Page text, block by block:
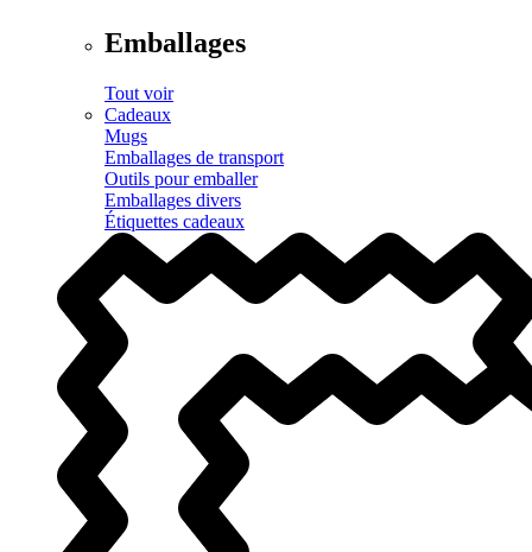
Emballages
Tout voir
Cadeaux
Mugs
Emballages de transport
Outils pour emballer
Emballages divers
Étiquettes cadeaux